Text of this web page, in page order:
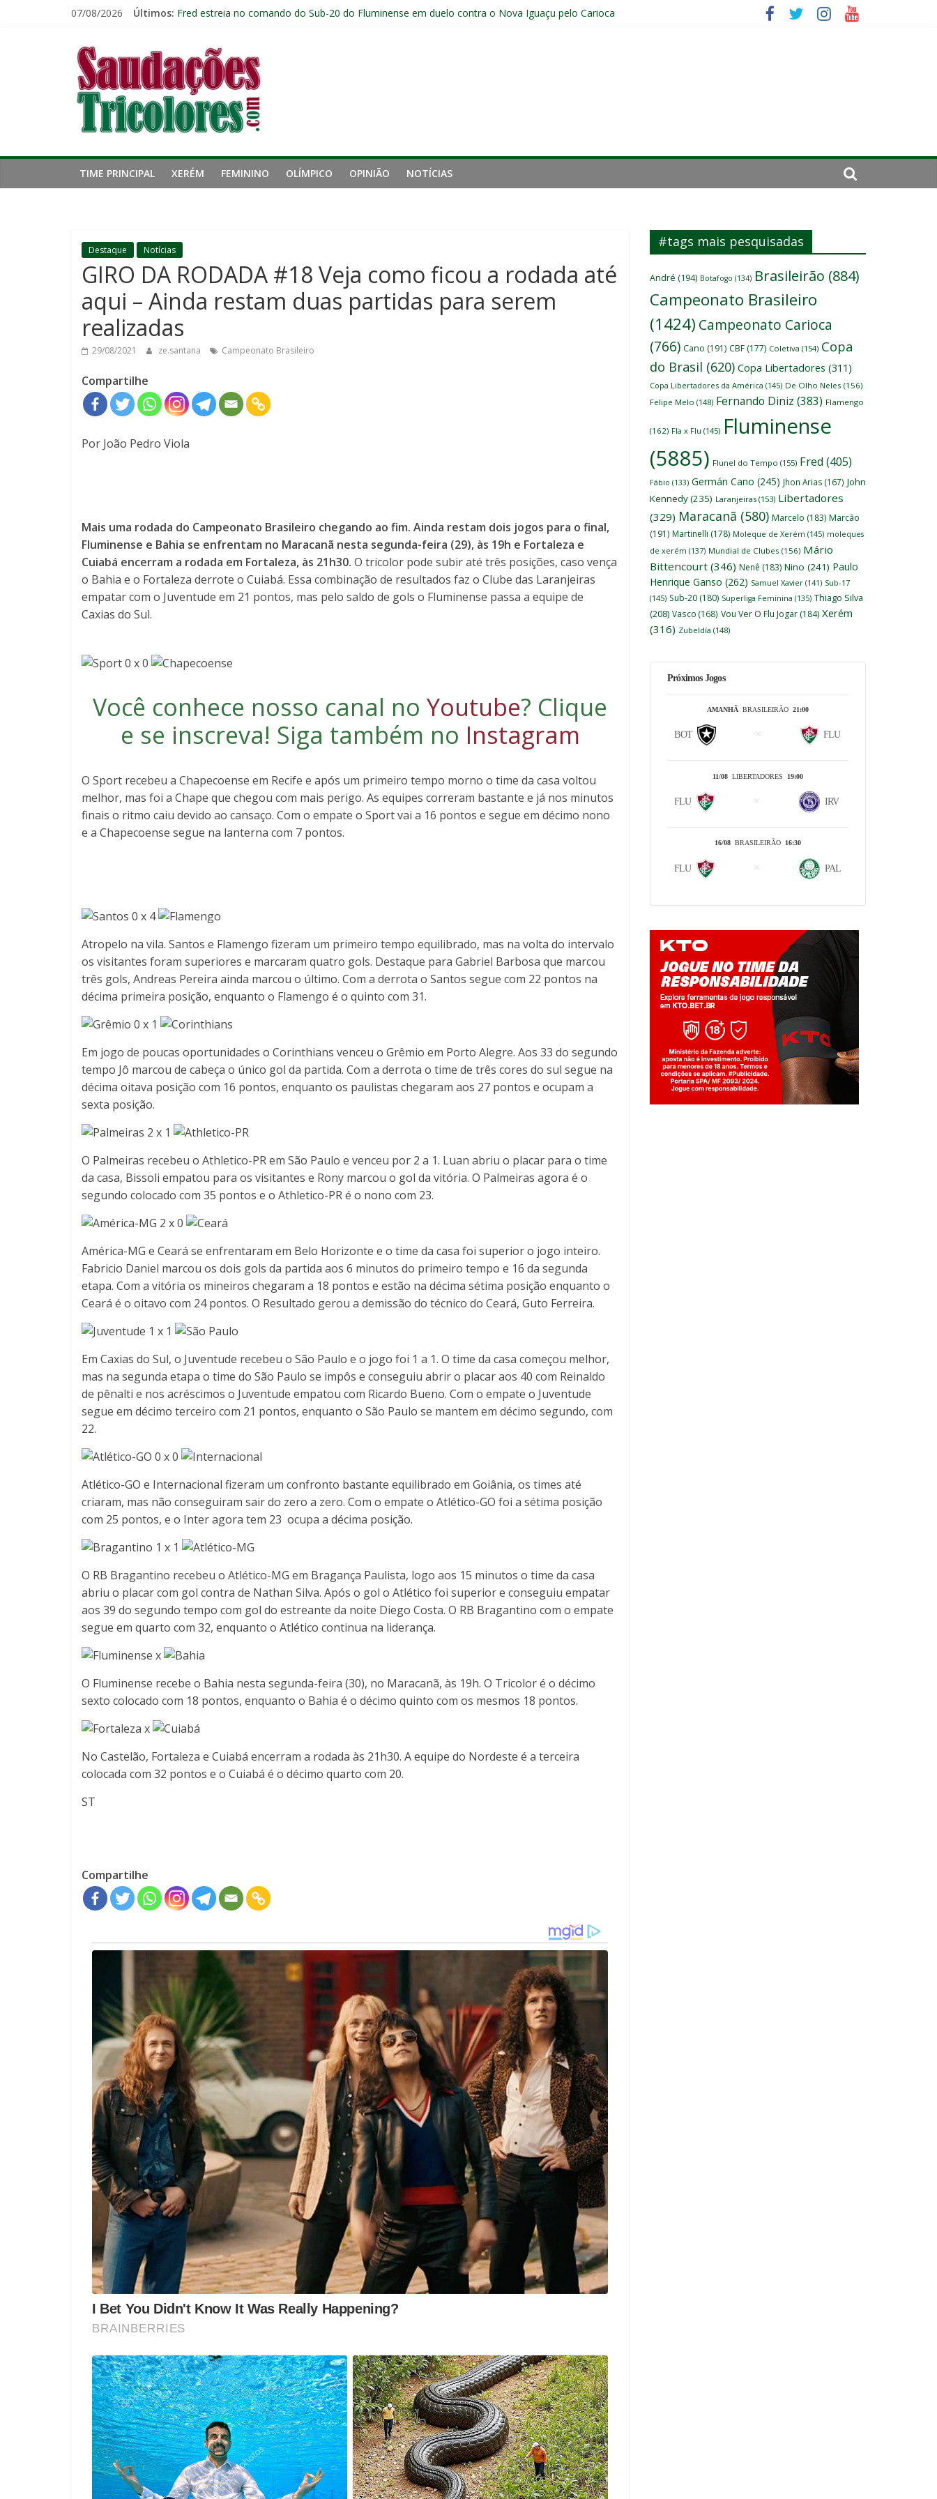
07/08/2026 Últimos: Fred estreia no comando do Sub-20 do Fluminense em duelo contra o Nova Iguaçu pelo Carioca
Ventos fortes adiam clássico entre Fluminense e Botafogo pelo Campeonato Brasileiro Feminino
Público geral já pode garantir ingresso para Fluminense x Independiente Rivadavia pela Libertadores
Saudações
Tricolores
TIME PRINCIPAL XERÉM FEMININO OLÍMPICO OPINIÃO NOTÍCIAS
Destaque Notícias
GIRO DA RODADA #18 Veja como ficou a rodada até
aqui – Ainda restam duas partidas para serem
realizadas
29/08/2021 ze.santana Campeonato Brasileiro
Compartilhe
Por João Pedro Viola
Mais uma rodada do Campeonato Brasileiro chegando ao fim. Ainda restam dois jogos para o final,
Fluminense e Bahia se enfrentam no Maracanã nesta segunda-feira (29), às 19h e Fortaleza e
Cuiabá encerram a rodada em Fortaleza, às 21h30. O tricolor pode subir até três posições, caso vença
o Bahia e o Fortaleza derrote o Cuiabá. Essa combinação de resultados faz o Clube das Laranjeiras
empatar com o Juventude em 21 pontos, mas pelo saldo de gols o Fluminense passa a equipe de
Caxias do Sul.
0 x 0
Você conhece nosso canal no Youtube? Clique
e se inscreva! Siga também no Instagram
O Sport recebeu a Chapecoense em Recife e após um primeiro tempo morno o time da casa voltou
melhor, mas foi a Chape que chegou com mais perigo. As equipes correram bastante e já nos minutos
finais o ritmo caiu devido ao cansaço. Com o empate o Sport vai a 16 pontos e segue em décimo nono
e a Chapecoense segue na lanterna com 7 pontos.
0 x 4
Atropelo na vila. Santos e Flamengo fizeram um primeiro tempo equilibrado, mas na volta do intervalo
os visitantes foram superiores e marcaram quatro gols. Destaque para Gabriel Barbosa que marcou
três gols, Andreas Pereira ainda marcou o último. Com a derrota o Santos segue com 22 pontos na
décima primeira posição, enquanto o Flamengo é o quinto com 31.
0 x 1
Em jogo de poucas oportunidades o Corinthians venceu o Grêmio em Porto Alegre. Aos 33 do segundo
tempo Jô marcou de cabeça o único gol da partida. Com a derrota o time de três cores do sul segue na
décima oitava posição com 16 pontos, enquanto os paulistas chegaram aos 27 pontos e ocupam a
sexta posição.
2 x 1
O Palmeiras recebeu o Athletico-PR em São Paulo e venceu por 2 a 1. Luan abriu o placar para o time
da casa, Bissoli empatou para os visitantes e Rony marcou o gol da vitória. O Palmeiras agora é o
segundo colocado com 35 pontos e o Athletico-PR é o nono com 23.
2 x 0
América-MG e Ceará se enfrentaram em Belo Horizonte e o time da casa foi superior o jogo inteiro.
Fabricio Daniel marcou os dois gols da partida aos 6 minutos do primeiro tempo e 16 da segunda
etapa. Com a vitória os mineiros chegaram a 18 pontos e estão na décima sétima posição enquanto o
Ceará é o oitavo com 24 pontos. O Resultado gerou a demissão do técnico do Ceará, Guto Ferreira.
1 x 1
Em Caxias do Sul, o Juventude recebeu o São Paulo e o jogo foi 1 a 1. O time da casa começou melhor,
mas na segunda etapa o time do São Paulo se impôs e conseguiu abrir o placar aos 40 com Reinaldo
de pênalti e nos acréscimos o Juventude empatou com Ricardo Bueno. Com o empate o Juventude
segue em décimo terceiro com 21 pontos, enquanto o São Paulo se mantem em décimo segundo, com
22.
0 x 0
Atlético-GO e Internacional fizeram um confronto bastante equilibrado em Goiânia, os times até
criaram, mas não conseguiram sair do zero a zero. Com o empate o Atlético-GO foi a sétima posição
com 25 pontos, e o Inter agora tem 23 ocupa a décima posição.
1 x 1
O RB Bragantino recebeu o Atlético-MG em Bragança Paulista, logo aos 15 minutos o time da casa
abriu o placar com gol contra de Nathan Silva. Após o gol o Atlético foi superior e conseguiu empatar
aos 39 do segundo tempo com gol do estreante da noite Diego Costa. O RB Bragantino com o empate
segue em quarto com 32, enquanto o Atlético continua na liderança.
x
O Fluminense recebe o Bahia nesta segunda-feira (30), no Maracanã, às 19h. O Tricolor é o décimo
sexto colocado com 18 pontos, enquanto o Bahia é o décimo quinto com os mesmos 18 pontos.
x
No Castelão, Fortaleza e Cuiabá encerram a rodada às 21h30. A equipe do Nordeste é a terceira
colocada com 32 pontos e o Cuiabá é o décimo quarto com 20.
ST
Compartilhe
#tags mais pesquisadas
André (194) Botafogo (134) Brasileirão (884)
Campeonato Brasileiro
(1424) Campeonato Carioca
(766) Cano (191) CBF (177) Coletiva (154) Copa
do Brasil (620) Copa Libertadores (311)
Copa Libertadores da América (145) De Olho Neles (156)
Felipe Melo (148) Fernando Diniz (383) Flamengo
(162) Fla x Flu (145) Fluminense
(5885) Flunel do Tempo (155) Fred (405)
Fábio (133) Germán Cano (245) Jhon Arias (167) John
Kennedy(235) Laranjeiras (153) Libertadores
(329) Maracanã (580) Marcelo (183) Marcão
(191) Martinelli (178) Moleque de Xerém (145) moleques
de xerém (137) Mundial de Clubes (156) Mário
Bittencourt (346) Nenê (183) Nino (241) Paulo
Henrique Ganso (262) Samuel Xavier (141) Sub-17
(145) Sub-20 (180) Superliga Feminina (135) Thiago Silva
(208) Vasco (168) Vou Ver O Flu Jogar (184) Xerém
(316) Zubeldía (148)
Próximos Jogos
AMANHÃ BRASILEIRÃO 21:00
BOT FLU
11/08 LIBERTADORES 19:00
FLU IRV
16/08 BRASILEIRÃO 16:30
FLU PAL
Jogue com responsabilidade. 18+